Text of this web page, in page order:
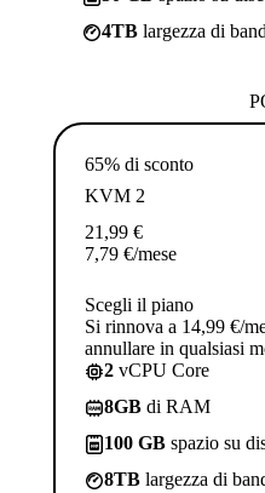
4TB largezza di
65% di sconto
KVM 2
21,99 €
7,79 €/mese
Scegli il piano
Si rinnova a 14,99 €/
annullare in qualsiasi
2 vCPU Core
8GB di RAM
100 GB spazio su
8TB largezza di